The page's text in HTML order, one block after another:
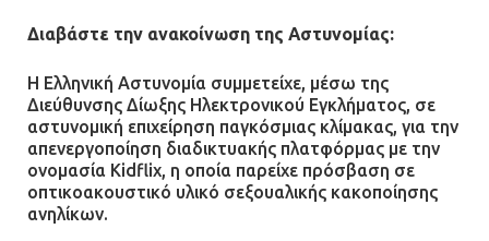
Διαβάστε την ανακοίνωση της Αστυνομίας:
Η Ελληνική Αστυνομία συμμετείχε, μέσω της
Διεύθυνσης Δίωξης Ηλεκτρονικού Εγκλήματος, σε
αστυνομική επιχείρηση παγκόσμιας κλίμακας, για την
απενεργοποίηση διαδικτυακής πλατφόρμας με την
ονομασία Kidflix, η οποία παρείχε πρόσβαση σε
οπτικοακουστικό υλικό σεξουαλικής κακοποίησης
ανηλίκων.